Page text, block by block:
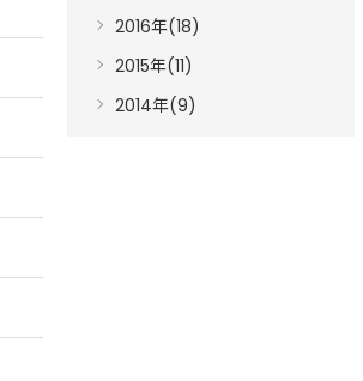
2016年(18)
2015年(11)
2014年(9)